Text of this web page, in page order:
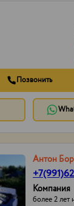
Позвонить
Антон
Компания
более 2 лет